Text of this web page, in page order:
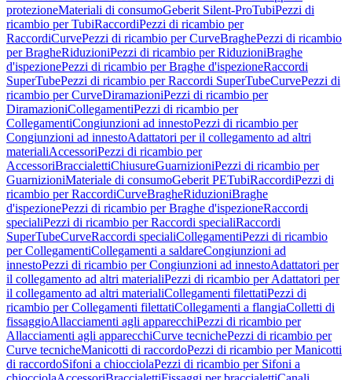
protezioneMateriali di consumoGeberit Silent-ProTubiPezzi di
ricambio per TubiRaccordiPezzi di ricambio per
RaccordiCurvePezzi di ricambio per CurveBraghePezzi di ricambio
per BragheRiduzioniPezzi di ricambio per RiduzioniBraghe
d'ispezionePezzi di ricambio per Braghe d'ispezioneRaccordi
SuperTubePezzi di ricambio per Raccordi SuperTubeCurvePezzi di
ricambio per CurveDiramazioniPezzi di ricambio per
DiramazioniCollegamentiPezzi di ricambio per
CollegamentiCongiunzioni ad innestoPezzi di ricambio per
Congiunzioni ad innestoAdattatori per il collegamento ad altri
materialiAccessoriPezzi di ricambio per
AccessoriBraccialettiChiusureGuarnizioniPezzi di ricambio per
GuarnizioniMateriale di consumoGeberit PETubiRaccordiPezzi di
ricambio per RaccordiCurveBragheRiduzioniBraghe
d'ispezionePezzi di ricambio per Braghe d'ispezioneRaccordi
specialiPezzi di ricambio per Raccordi specialiRaccordi
SuperTubeCurveRaccordi specialiCollegamentiPezzi di ricambio
per CollegamentiCollegamenti a saldareCongiunzioni ad
innestoPezzi di ricambio per Congiunzioni ad innestoAdattatori per
il collegamento ad altri materialiPezzi di ricambio per Adattatori per
il collegamento ad altri materialiCollegamenti filettatiPezzi di
ricambio per Collegamenti filettatiCollegamenti a flangiaColletti di
fissaggioAllacciamenti agli apparecchiPezzi di ricambio per
Allacciamenti agli apparecchiCurve tecnichePezzi di ricambio per
Curve tecnicheManicotti di raccordoPezzi di ricambio per Manicotti
di raccordoSifoni a chiocciolaPezzi di ricambio per Sifoni a